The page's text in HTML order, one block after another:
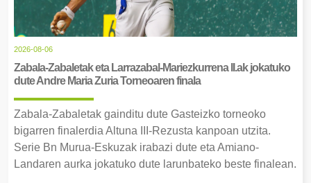
2026-08-06
Zabala-Zabaletak eta Larrazabal-Mariezkurrena II.ak jokatuko
dute Andre Maria Zuria Torneoaren finala
Zabala-Zabaletak gainditu dute Gasteizko torneoko
bigarren finalerdia Altuna III-Rezusta kanpoan utzita.
Serie Bn Murua-Eskuzak irabazi dute eta Amiano-
Landaren aurka jokatuko dute larunbateko beste finalean.